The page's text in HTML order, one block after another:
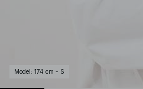
Model : 174 cm - S